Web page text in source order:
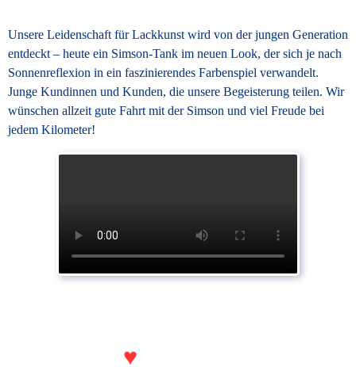
Unsere Leidenschaft für Lackkunst wird von der jungen Generation
entdeckt – heute ein Simson-Tank im neuen Look, der sich je nach
Sonnenreflexion in ein faszinierendes Farbenspiel verwandelt.
Junge Kundinnen und Kunden, die unsere Begeisterung teilen. Wir
wünschen allzeit gute Fahrt mit der Simson und viel Freude bei
jedem Kilometer!
♥